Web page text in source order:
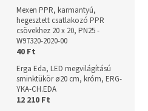
Mexen PPR, karmantyú,
hegesztett csatlakozó PPR
csövekhez 20 x 20, PN25 -
W97320-2020-00
40 Ft
Erga Eda, LED megvilágítású
sminktükör ø20 cm, króm, ERG-
YKA-CH.EDA
12 210 Ft